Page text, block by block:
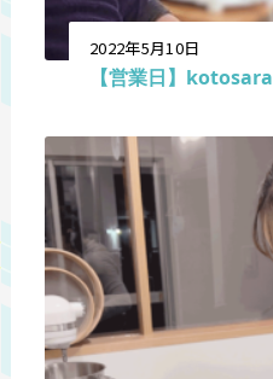
2022年5月10日
【営業日】kotosara